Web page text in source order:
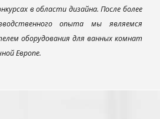
в области дизайна. После более
опыта мы являемся
оборудования для ванных комнат
Европе.